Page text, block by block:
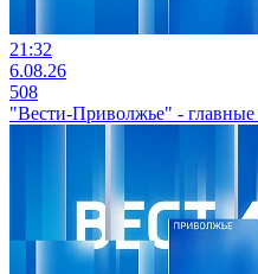
21:32
6.08.26
508
"Вести-Приволжье" - главные